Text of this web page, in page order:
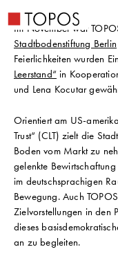
Im November war
Stadtbodenstiftung Berlin
Feierlichkeiten wurden
Leerstand“ in
und Lena Kocutar
Orientiert am US-
Trust“ (CLT) zielt die
Boden vom Markt zu
gelenkte
im deutschsprachigen
Bewegung. Auch
Zielvorstellungen in den
dieses
an zu begleiten.